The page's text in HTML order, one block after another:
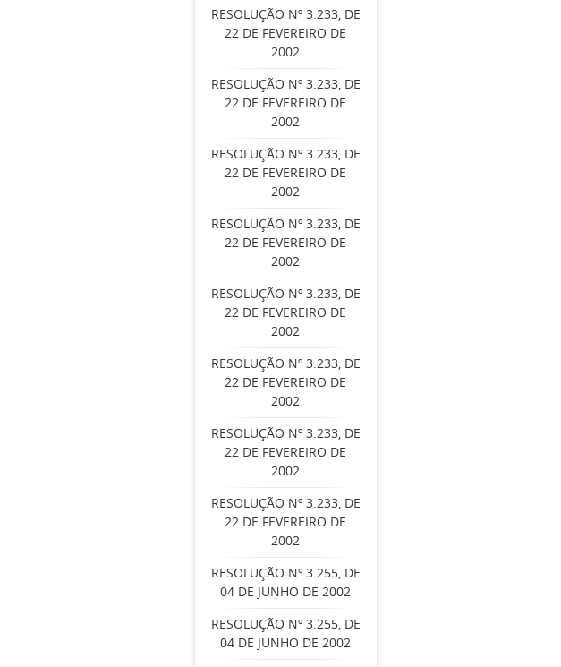
RESOLUÇÃO Nº 3.233, DE
22 DE FEVEREIRO DE
2002
RESOLUÇÃO Nº 3.233, DE
22 DE FEVEREIRO DE
2002
RESOLUÇÃO Nº 3.233, DE
22 DE FEVEREIRO DE
2002
RESOLUÇÃO Nº 3.233, DE
22 DE FEVEREIRO DE
2002
RESOLUÇÃO Nº 3.233, DE
22 DE FEVEREIRO DE
2002
RESOLUÇÃO Nº 3.233, DE
22 DE FEVEREIRO DE
2002
RESOLUÇÃO Nº 3.233, DE
22 DE FEVEREIRO DE
2002
RESOLUÇÃO Nº 3.233, DE
22 DE FEVEREIRO DE
2002
RESOLUÇÃO Nº 3.255, DE
04 DE JUNHO DE 2002
RESOLUÇÃO Nº 3.255, DE
04 DE JUNHO DE 2002